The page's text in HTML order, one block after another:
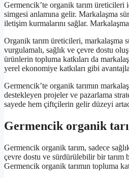
Germencik’te organik tarım
simgesi anlamına gelir. Markalaşma
iletişim kurmalarını sağlar.
Organik tarım üreticileri, markalaşma
vurgulamalı, sağlık ve çevre dostu
ürünlerin topluma katkıları da
yerel ekonomiye katkıları gibi
Germencik’te organik tarımın
destekleyen projeler ve pazarlama
sayede hem çiftçilerin gelir düzeyi
Germencik organik
Germencik organik tarım, sadece
çevre dostu ve sürdürülebilir bir
Germencik organik tarımın topluma